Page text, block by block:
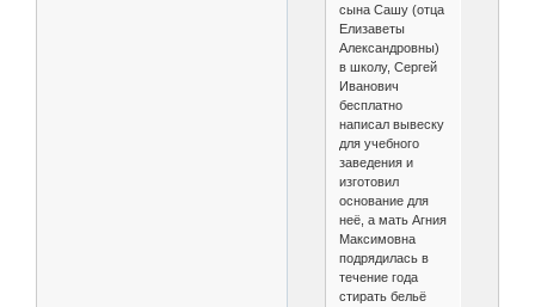
сына Сашу (отца
Елизаветы
Александровны)
в школу, Сергей
Иванович
бесплатно
написал вывеску
для учебного
заведения и
изготовил
основание для
неё, а мать Агния
Максимовна
подрядилась в
течение года
стирать бельё